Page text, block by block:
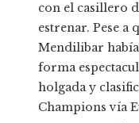
con el casillero
estrenar. Pese a
Mendilibar
forma
holgada y
Champions vía